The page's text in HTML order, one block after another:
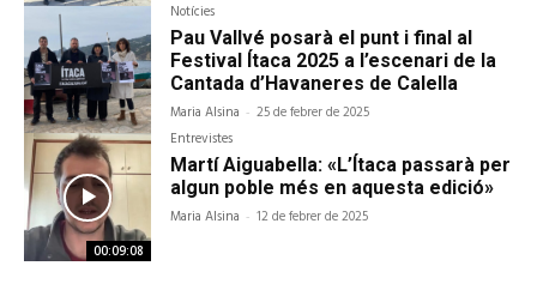
Notícies
Pau Vallvé posarà el punt i final al
Festival Ítaca 2025 a l’escenari de la
Cantada d’Havaneres de Calella
Maria Alsina - 25 de febrer de 2025
00:09:08
Entrevistes
Martí Aiguabella: «L’Ítaca passarà per
algun poble més en aquesta edició»
Maria Alsina - 12 de febrer de 2025